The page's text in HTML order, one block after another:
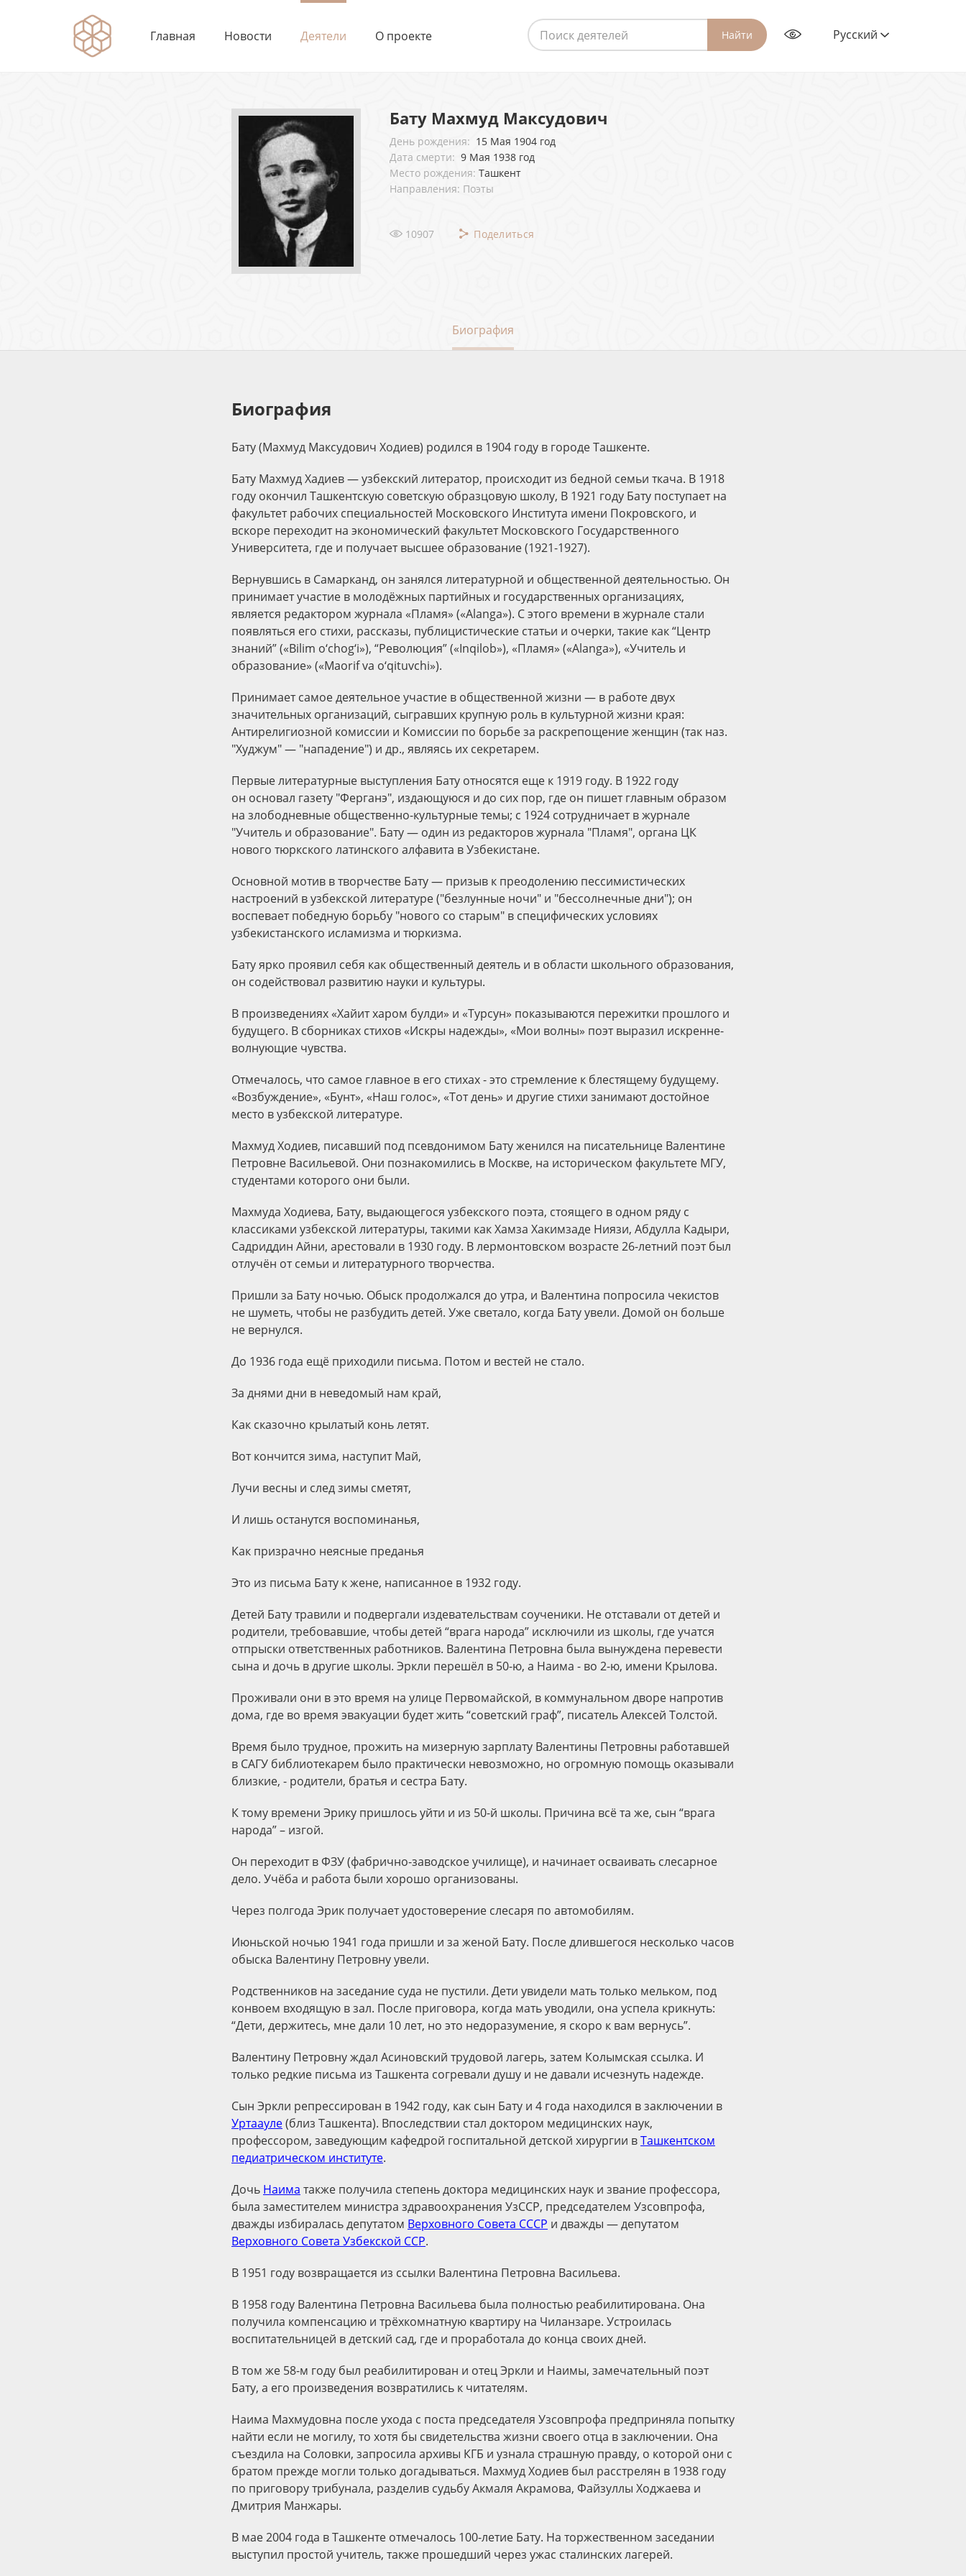
Главная Новости Деятели О проекте Найти Русский
Бату Махмуд Максудович
День рождения: 15 Мая 1904 год
Дата смерти: 9 Мая 1938 год
Место рождения: Ташкент
Направления: Поэты
10907 Поделиться
Биография
Биография
Бату (Махмуд Максудович Ходиев) родился в 1904 году в городе Ташкенте.
Бату Махмуд Хадиев — узбекский литератор, происходит из бедной семьи ткача. В 1918
году окончил Ташкентскую советскую образцовую школу, В 1921 году Бату поступает на
факультет рабочих специальностей Московского Института имени Покровского, и
вскоре переходит на экономический факультет Московского Государственного
Университета, где и получает высшее образование (1921-1927).
Вернувшись в Самарканд, он занялся литературной и общественной деятельностью. Он
принимает участие в молодёжных партийных и государственных организациях,
является редактором журнала «Пламя» («Alanga»). С этого времени в журнале стали
появляться его стихи, рассказы, публицистические статьи и очерки, такие как “Центр
знаний” («Bilim o‘chog‘i»), “Революция” («Inqilob»), «Пламя» («Alanga»), «Учитель и
образование» («Maorif va o‘qituvchi»).
Принимает самое деятельное участие в общественной жизни — в работе двух
значительных организаций, сыгравших крупную роль в культурной жизни края:
Антирелигиозной комиссии и Комиссии по борьбе за раскрепощение женщин (так наз.
"Худжум" — "нападение") и др., являясь их секретарем.
Первые литературные выступления Бату относятся еще к 1919 году. В 1922 году
он основал газету "Ферганэ", издающуюся и до сих пор, где он пишет главным образом
на злободневные общественно-культурные темы; с 1924 сотрудничает в журнале
"Учитель и образование". Бату — один из редакторов журнала "Пламя", органа ЦК
нового тюркского латинского алфавита в Узбекистане.
Основной мотив в творчестве Бату — призыв к преодолению пессимистических
настроений в узбекской литературе ("безлунные ночи" и "бессолнечные дни"); он
воспевает победную борьбу "нового со старым" в специфических условиях
узбекистанского исламизма и тюркизма.
Бату ярко проявил себя как общественный деятель и в области школьного образования,
он содействовал развитию науки и культуры.
В произведениях «Хайит харом булди» и «Турсун» показываются пережитки прошлого и
будущего. В сборниках стихов «Искры надежды», «Мои волны» поэт выразил искренне-
волнующие чувства.
Отмечалось, что самое главное в его стихах - это стремление к блестящему будущему.
«Возбуждение», «Бунт», «Наш голос», «Тот день» и другие стихи занимают достойное
место в узбекской литературе.
Махмуд Ходиев, писавший под псевдонимом Бату женился на писательнице Валентине
Петровне Васильевой. Они познакомились в Москве, на историческом факультете МГУ,
студентами которого они были.
Махмуда Ходиева, Бату, выдающегося узбекского поэта, стоящего в одном ряду с
классиками узбекской литературы, такими как Хамза Хакимзаде Ниязи, Абдулла Кадыри,
Садриддин Айни, арестовали в 1930 году. В лермонтовском возрасте 26-летний поэт был
отлучён от семьи и литературного творчества.
Пришли за Бату ночью. Обыск продолжался до утра, и Валентина попросила чекистов
не шуметь, чтобы не разбудить детей. Уже светало, когда Бату увели. Домой он больше
не вернулся.
До 1936 года ещё приходили письма. Потом и вестей не стало.
За днями дни в неведомый нам край,
Как сказочно крылатый конь летят.
Вот кончится зима, наступит Май,
Лучи весны и след зимы сметят,
И лишь останутся воспоминанья,
Как призрачно неясные преданья
Это из письма Бату к жене, написанное в 1932 году.
Детей Бату травили и подвергали издевательствам соученики. Не отставали от детей и
родители, требовавшие, чтобы детей “врага народа” исключили из школы, где учатся
отпрыски ответственных работников. Валентина Петровна была вынуждена перевести
сына и дочь в другие школы. Эркли перешёл в 50-ю, а Наима - во 2-ю, имени Крылова.
Проживали они в это время на улице Первомайской, в коммунальном дворе напротив
дома, где во время эвакуации будет жить “советский граф”, писатель Алексей Толстой.
Время было трудное, прожить на мизерную зарплату Валентины Петровны работавшей
в САГУ библиотекарем было практически невозможно, но огромную помощь оказывали
близкие, - родители, братья и сестра Бату.
К тому времени Эрику пришлось уйти и из 50-й школы. Причина всё та же, сын “врага
народа” – изгой.
Он переходит в ФЗУ (фабрично-заводское училище), и начинает осваивать слесарное
дело. Учёба и работа были хорошо организованы.
Через полгода Эрик получает удостоверение слесаря по автомобилям.
Июньской ночью 1941 года пришли и за женой Бату. После длившегося несколько часов
обыска Валентину Петровну увели.
Родственников на заседание суда не пустили. Дети увидели мать только мельком, под
конвоем входящую в зал. После приговора, когда мать уводили, она успела крикнуть:
“Дети, держитесь, мне дали 10 лет, но это недоразумение, я скоро к вам вернусь”.
Валентину Петровну ждал Асиновский трудовой лагерь, затем Колымская ссылка. И
только редкие письма из Ташкента согревали душу и не давали исчезнуть надежде.
Сын Эркли репрессирован в 1942 году, как сын Бату и 4 года находился в заключении в
Уртаауле(близ Ташкента). Впоследствии стал доктором медицинских наук,
профессором, заведующим кафедрой госпитальной детской хирургии вТашкентском
педиатрическом институте.
Дочь Наима также получила степень доктора медицинских наук и звание профессора,
была заместителем министра здравоохранения УзССР, председателем Узсовпрофа,
дважды избиралась депутатом Верховного Совета СССР и дважды — депутатом
Верховного Совета Узбекской ССР.
В 1951 году возвращается из ссылки Валентина Петровна Васильева.
В 1958 году Валентина Петровна Васильева была полностью реабилитирована. Она
получила компенсацию и трёхкомнатную квартиру на Чиланзаре. Устроилась
воспитательницей в детский сад, где и проработала до конца своих дней.
В том же 58-м году был реабилитирован и отец Эркли и Наимы, замечательный поэт
Бату, а его произведения возвратились к читателям.
Наима Махмудовна после ухода с поста председателя Узсовпрофа предприняла попытку
найти если не могилу, то хотя бы свидетельства жизни своего отца в заключении. Она
съездила на Соловки, запросила архивы КГБ и узнала страшную правду, о которой они с
братом прежде могли только догадываться. Махмуд Ходиев был расстрелян в 1938 году
по приговору трибунала, разделив судьбу Акмаля Акрамова, Файзуллы Ходжаева и
Дмитрия Манжары.
В мае 2004 года в Ташкенте отмечалось 100-летие Бату. На торжественном заседании
выступил простой учитель, также прошедший через ужас сталинских лагерей.